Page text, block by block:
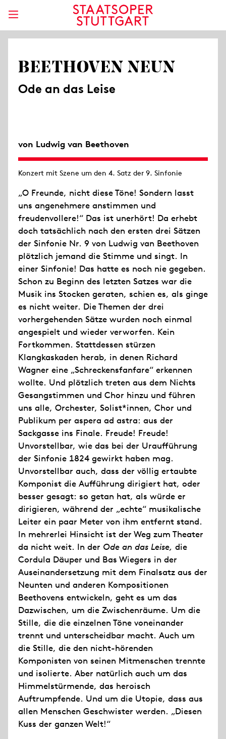
BEETHOVEN NEUN
Ode an das Leise
von Ludwig van Beethoven
Konzert mit Szene um den 4. Satz der 9. Sinfonie
„O Freunde, nicht diese Töne! Sondern lasst
uns angenehmere anstimmen und
freudenvollere!“ Das ist unerhört! Da erhebt
doch tatsächlich nach den ersten drei Sätzen
der Sinfonie Nr. 9 von Ludwig van Beethoven
plötzlich jemand die Stimme und singt. In
einer Sinfonie! Das hatte es noch nie gegeben.
Schon zu Beginn des letzten Satzes war die
Musik ins Stocken geraten, schien es, als ginge
es nicht weiter. Die Themen der drei
vorhergehenden Sätze wurden noch einmal
angespielt und wieder verworfen. Kein
Fortkommen. Stattdessen stürzen
Klangkaskaden herab, in denen Richard
Wagner eine „Schreckensfanfare“ erkennen
wollte. Und plötzlich treten aus dem Nichts
Gesangstimmen und Chor hinzu und führen
uns alle, Orchester, Solist*innen, Chor und
Publikum per aspera ad astra: aus der
Sackgasse ins Finale. Freude! Freude!
Unvorstellbar, wie das bei der Uraufführung
der Sinfonie 1824 gewirkt haben mag.
Unvorstellbar auch, dass der völlig ertaubte
Komponist die Aufführung dirigiert hat, oder
besser gesagt: so getan hat, als würde er
dirigieren, während der „echte“ musikalische
Leiter ein paar Meter von ihm entfernt stand.
In mehrerlei Hinsicht ist der Weg zum Theater
da nicht weit. In der Ode an das Leise, die
Cordula Däuper und Bas Wiegers in der
Auseinandersetzung mit dem Finalsatz aus der
Neunten und anderen Kompositionen
Beethovens entwickeln, geht es um das
Dazwischen, um die Zwischenräume. Um die
Stille, die die einzelnen Töne voneinander
trennt und unterscheidbar macht. Auch um
die Stille, die den nicht-hörenden
Komponisten von seinen Mitmenschen trennte
und isolierte. Aber natürlich auch um das
Himmelstürmende, das heroisch
Auftrumpfende. Und um die Utopie, dass aus
allen Menschen Geschwister werden. „Diesen
Kuss der ganzen Welt!“